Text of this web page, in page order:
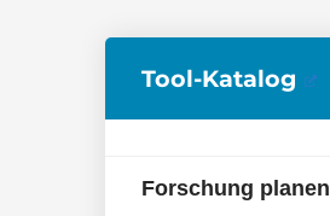
Tool-Katalog
Forschung planen